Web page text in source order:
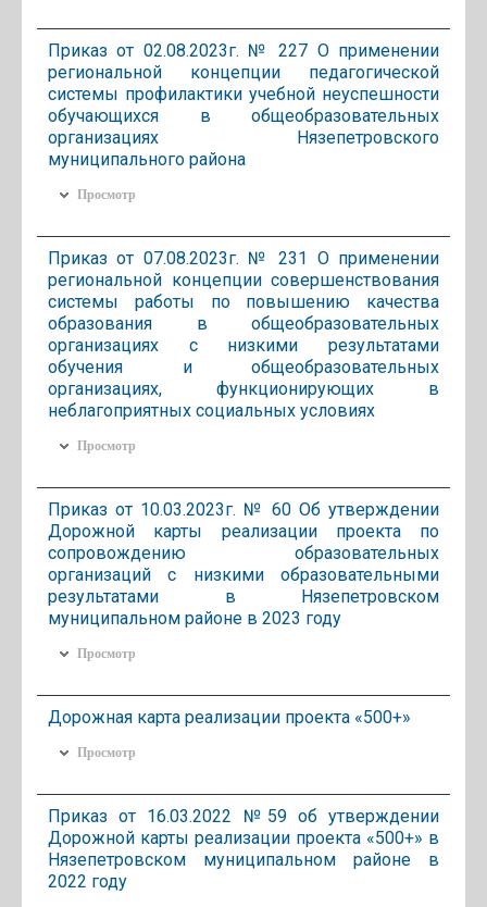
Приказ от 02.08.2023г. № 227 О применении
региональной концепции педагогической
системы профилактики учебной неуспешности
обучающихся в общеобразовательных
организациях Нязепетровского
муниципального района
Просмотр
Приказ от 07.08.2023г. № 231 О применении
региональной концепции совершенствования
системы работы по повышению качества
образования в общеобразовательных
организациях с низкими результатами
обучения и общеобразовательных
организациях, функционирующих в
неблагоприятных социальных условиях
Просмотр
Приказ от 10.03.2023г. № 60 Об утверждении
Дорожной карты реализации проекта по
сопровождению образовательных
организаций с низкими образовательными
результатами в Нязепетровском
муниципальном районе в 2023 году
Просмотр
Дорожная карта реализации проекта «500+»
Просмотр
Приказ от 16.03.2022 №59 об утверждении
Дорожной карты реализации проекта «500+» в
Нязепетровском муниципальном районе в
2022 году